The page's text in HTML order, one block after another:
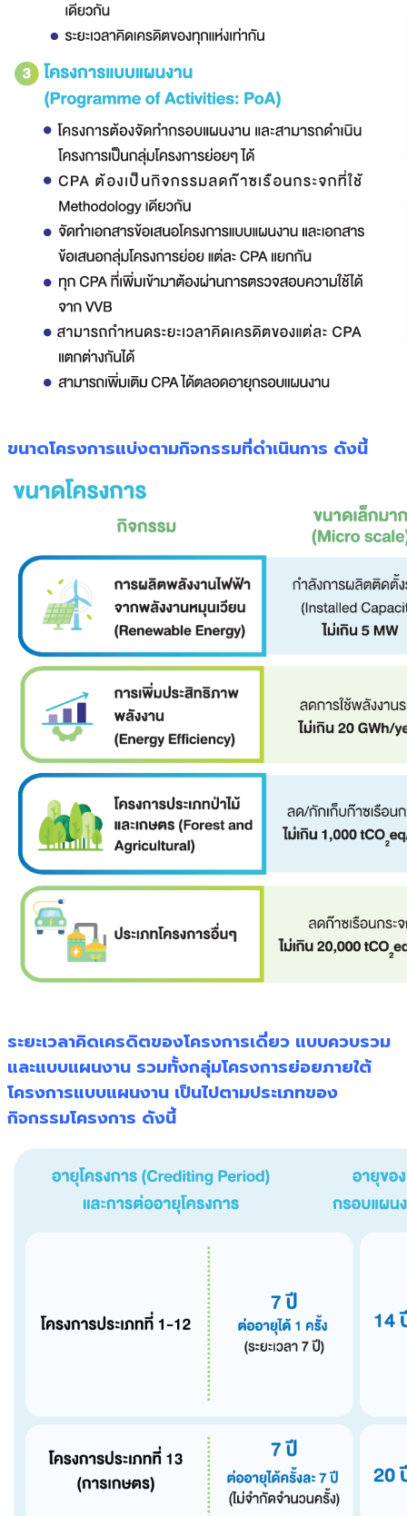
ขนาดโครงการแบ่งตามกิจกรรมที่ดำเนินการ ดังนี้
ระยะเวลาคิดเครดิตของโครงการเดี่ยว แบบควบรวม
และแบบแผนงาน รวมทั้งกลุ่มโครงการย่อยภายใต้
โครงการแบบแผนงาน เป็นไปตามประเภทของ
กิจกรรมโครงการ ดังนี้